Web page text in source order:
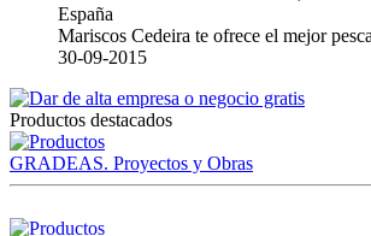
España
Mariscos Cedeira te ofrece el mejor
30-09-2015
Productos destacados
GRADEAS. Proyectos y Obras